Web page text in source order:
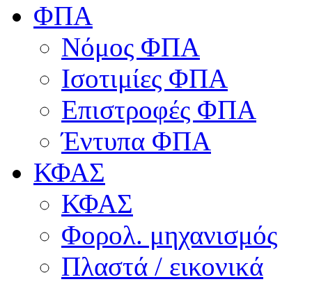
ΦΠΑ
Νόμος ΦΠΑ
Ισοτιμίες ΦΠΑ
Επιστροφές ΦΠΑ
Έντυπα ΦΠΑ
ΚΦΑΣ
ΚΦΑΣ
Φορολ. μηχανισμός
Πλαστά / εικονικά